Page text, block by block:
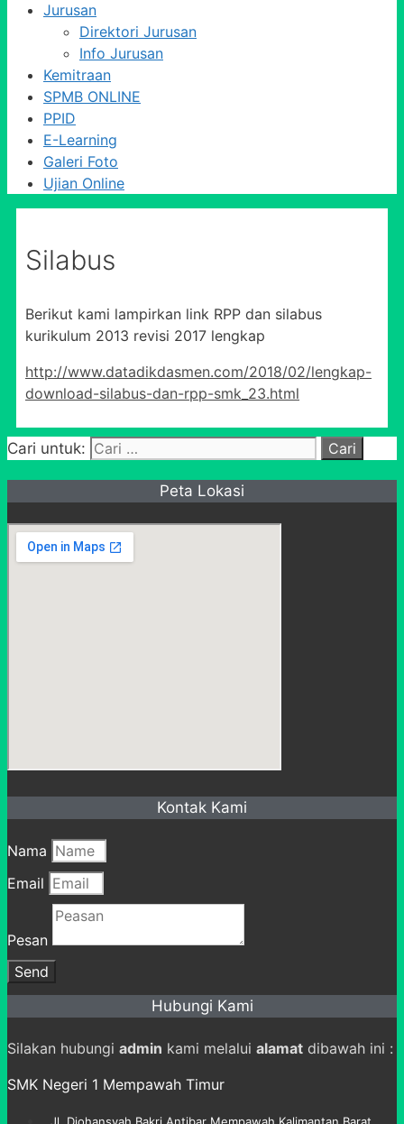
Jurusan
Direktori Jurusan
Info Jurusan
Kemitraan
SPMB ONLINE
PPID
E-Learning
Galeri Foto
Ujian Online
Silabus
Berikut kami lampirkan link RPP dan silabus
kurikulum 2013 revisi 2017 lengkap
http://www.datadikdasmen.com/2018/02/lengkap-
download-silabus-dan-rpp-smk_23.html
Cari untuk:
Peta Lokasi
Kontak Kami
Nama
Email
Pesan
Send
Hubungi Kami
Silakan hubungi admin kami melalui alamat dibawah ini :
SMK Negeri 1 Mempawah Timur